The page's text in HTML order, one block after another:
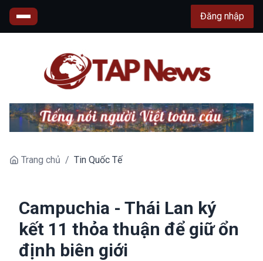
Đăng nhập
Trang chủ / Tin Quốc Tế
Campuchia - Thái Lan ký
kết 11 thỏa thuận để giữ ổn
định biên giới